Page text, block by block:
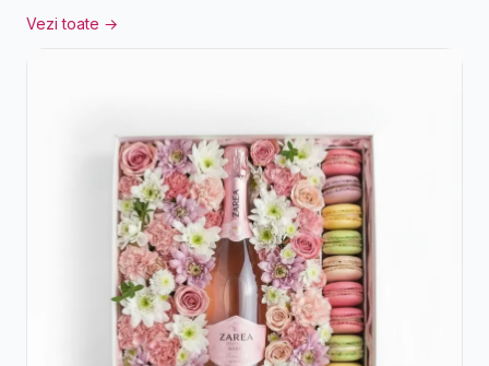
Vezi toate →